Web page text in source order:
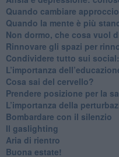
Quando cambiare
​Quando la mente è più
Non dormo, che cosa vuol
​Rinnovare gli spazi per
​Condividere tutto sui
​L’importanza
​Cosa sai del cervello?
Prendere posizione per la
L’importanza della
​Bombardare con il silenzio
Il gaslighting
Aria di rientro
Buona estate!